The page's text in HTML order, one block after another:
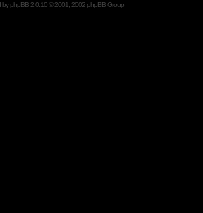
byphpBB2.0.10 © 2001, 2002 phpBB Group